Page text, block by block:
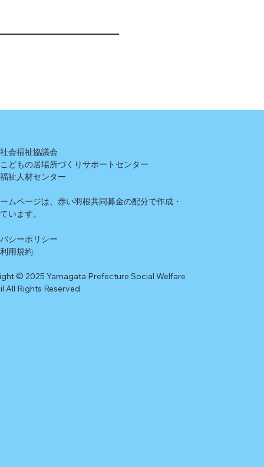
会福祉協議会
どもの居場所づくりサポートセンター
祉人材センター
ムページは、赤い羽根共同募金の配分で作成・
います。
シーポリシー
用規約
© 2025 Yamagata Prefecture Social Welfare
All Rights Reserved